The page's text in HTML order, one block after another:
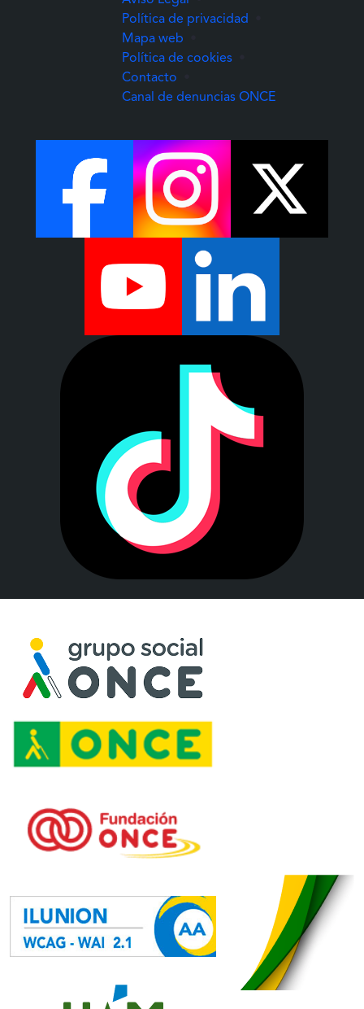
Política de privacidad
Mapa web
Política de cookies
Contacto
Canal de denuncias ONCE(Abre una